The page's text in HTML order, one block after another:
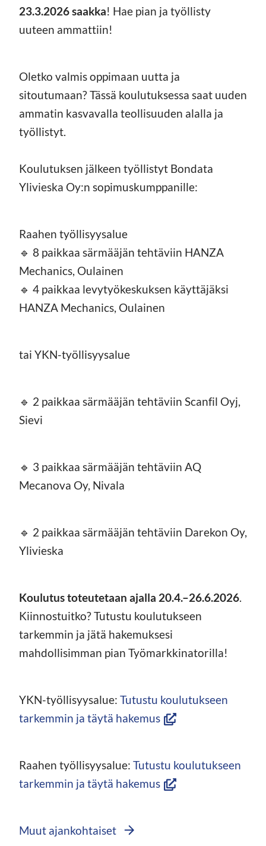
23.3.2026 saakka! Hae pian ja työllisty
uuteen ammattiin!
Oletko valmis oppimaan uutta ja
sitoutumaan? Tässä koulutuksessa saat uuden
ammatin kasvavalla teollisuuden alalla ja
työllistyt.
Koulutuksen jälkeen työllistyt Bondata
Ylivieska Oy:n sopimuskumppanille:
Raahen työllisyysalue
🔹 8 paikkaa särmääjän tehtäviin HANZA
Mechanics, Oulainen
🔹 4 paikkaa levytyökeskuksen käyttäjäksi
HANZA Mechanics, Oulainen
tai YKN-työllisyysalue
🔹 2 paikkaa särmääjän tehtäviin Scanfil Oyj,
Sievi
🔹 3 paikkaa särmääjän tehtäviin AQ
Mecanova Oy, Nivala
🔹 2 paikkaa särmääjän tehtäviin Darekon Oy,
Ylivieska
Koulutus toteutetaan ajalla 20.4.–26.6.2026.
Kiinnostuitko? Tutustu koulutukseen
tarkemmin ja jätä hakemuksesi
mahdollisimman pian Työmarkkinatorilla!
YKN-työllisyysalue: Tutustu koulutukseen
tarkemmin ja täytä hakemus(avautuu
siirryt
toiseen
Raahen työllisyysalue: Tutustu koulutukseen
tarkemmin ja täytä hakemus(avautuu
Muut ajankohtaiset